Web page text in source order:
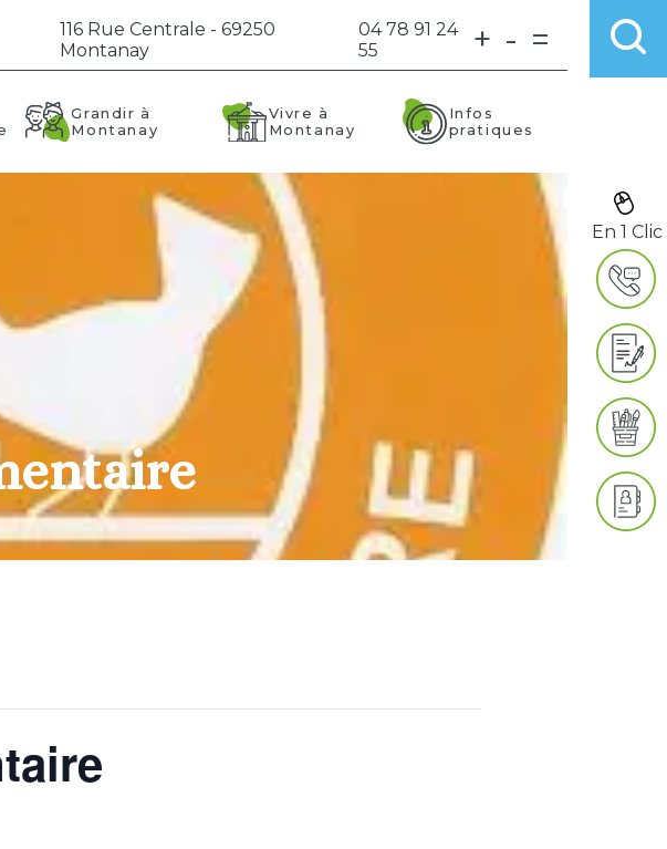
116 Rue Centrale - 69250
Montanay
04 78 91 24
55
+ - =
Grandir à
Montanay
Vivre à
Montanay
Infos
pratiques
En 1 Clic